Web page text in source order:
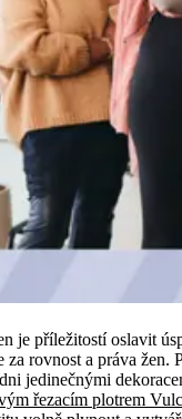
je příležitostí oslavit
za rovnost a práva
jedinečnými
řezacím plotrem